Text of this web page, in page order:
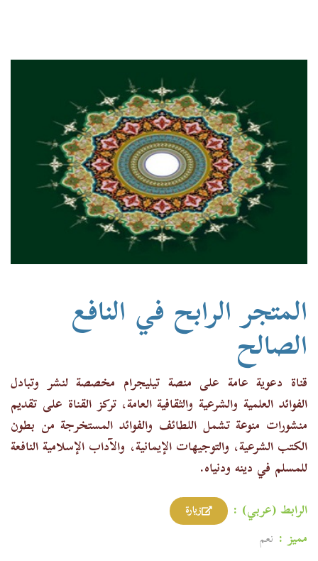
المتجر الرابح في النافع
الصالح
قناة دعوية عامة على منصة تيليجرام مخصصة لنشر وتبادل
الفوائد العلمية والشرعية والثقافية العامة، تركز القناة على تقديم
منشورات منوعة تشمل اللطائف والفوائد المستخرجة من بطون
الكتب الشرعية، والتوجيهات الإيمانية، والآداب الإسلامية النافعة
للمسلم في دينه ودنياه.
الرابط (عربي) :
زيارة
مميز : نعم